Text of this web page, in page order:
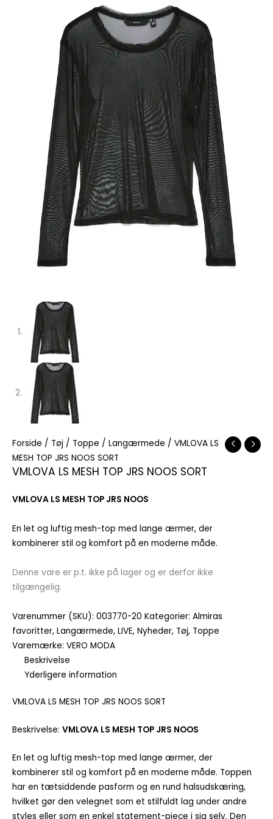
Forside / Tøj / Toppe / Langærmede / VMLOVA LS
MESH TOP JRS NOOS SORT
VMLOVA LS MESH TOP JRS NOOS SORT
VMLOVA LS MESH TOP JRS NOOS
En let og luftig mesh-top med lange ærmer, der
kombinerer stil og komfort på en moderne måde.
Denne vare er p.t. ikke på lager og er derfor ikke
tilgængelig.
Varenummer (SKU): 003770-20 Kategorier: Almiras
favoritter, Langærmede, LIVE, Nyheder, Tøj, Toppe
Varemærke: VERO MODA
Beskrivelse
Yderligere information
VMLOVA LS MESH TOP JRS NOOS SORT
Beskrivelse: VMLOVA LS MESH TOP JRS NOOS
En let og luftig mesh-top med lange ærmer, der
kombinerer stil og komfort på en moderne måde. Toppen
har en tætsiddende pasform og en rund halsudskæring,
hvilket gør den velegnet som et stilfuldt lag under andre
styles eller som en enkel statement-piece i sig selv. Den